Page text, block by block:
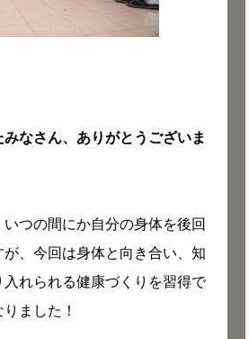
なさん、ありがとうございま
いつの間にか自分の身体を後回
、今回は身体と向き合い、知
入れられる健康づくりを習得で
ました！